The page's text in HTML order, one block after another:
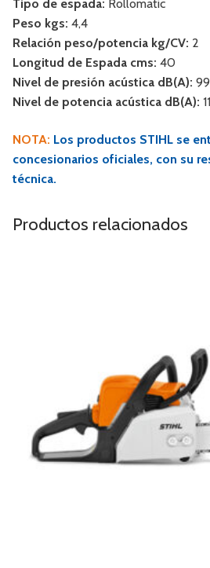
Tipo de espada: Rollomatic
Peso kgs: 4,4
Relación peso/potencia kg/CV: 2
Longitud de Espada cms: 40
Nivel de presión acústica dB(A): 99
Nivel de potencia acústica dB(A):
NOTA: Los productos STIHL se
concesionarios oficiales, con su
técnica.
Productos relacionados